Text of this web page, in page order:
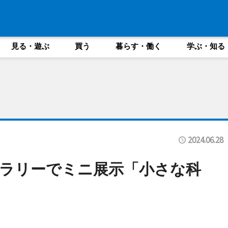
見る・遊ぶ 買う 暮らす・働く 学ぶ・知る
2024.06.28
リーでミニ展示「小さな科